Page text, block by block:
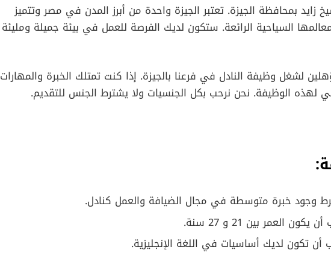
بمحافظة الجيزة. تعتبر الجيزة واحدة من أبرز المدن في مصر وتتميز
السياحية الرائعة. ستكون لديك الفرصة للعمل في بيئة جميلة ومليئة
أشخاص مؤهلين لشغل وظيفة النادل في فرعنا بالجيزة. إذا كنت تمتلك الخبرة والمهارات
لهذه الوظيفة. نحن نرحب بكل الجنسيات ولا يشترط الجنس للتقديم.
وجود خبرة متوسطة في مجال الضيافة والعمل كنادل.
يكون العمر بين 21 و 27 سنة.
أن تكون لديك أساسيات في اللغة الإنجليزية.